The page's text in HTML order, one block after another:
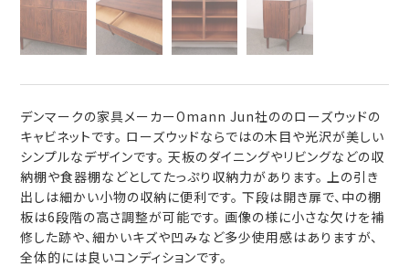
デンマークの家具メーカーOmann Jun社ののローズウッドの
キャビネットです。 ローズウッドならではの木目や光沢が美しい
シンプルなデザインです。 天板のダイニングやリビングなどの収
納棚や食器棚などとしてたっぷり収納力があります。 上の引き
出しは細かい小物の収納に便利です。 下段は開き扉で、中の棚
板は6段階の高さ調整が可能です。 画像の様に小さな欠けを補
修した跡や、細かいキズや凹みなど多少使用感はありますが、
全体的には良いコンディションです。